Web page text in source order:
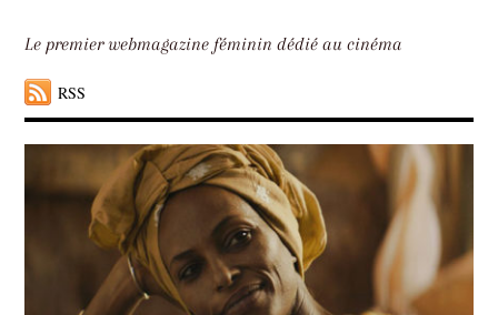
Le premier webmagazine féminin dédié au cinéma
RSS